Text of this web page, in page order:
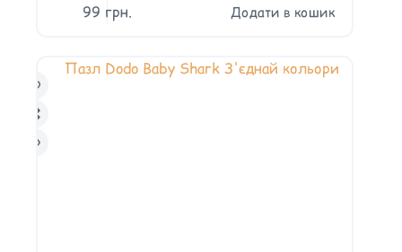
99 грн. Додати в кошик